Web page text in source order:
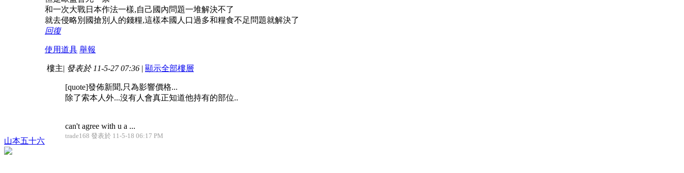
和一次大戰日本作法一樣,自己國內問題一堆解決不了
就去侵略別國搶別人的錢糧,這樣本國人口過多和糧食不足問題就解決了
回復
使用道具 舉報
山本五十六
樓主| 發表於 11-5-27 07:36 | 顯示全部樓層
[quote]發佈新聞,只為影響價格...
除了索本人外...沒有人會真正知道他持有的部位..
can't agree with u a ...
trade168 發表於 11-5-18 06:17 PM